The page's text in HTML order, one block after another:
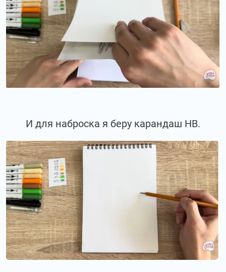
И для наброска я беру карандаш НВ.